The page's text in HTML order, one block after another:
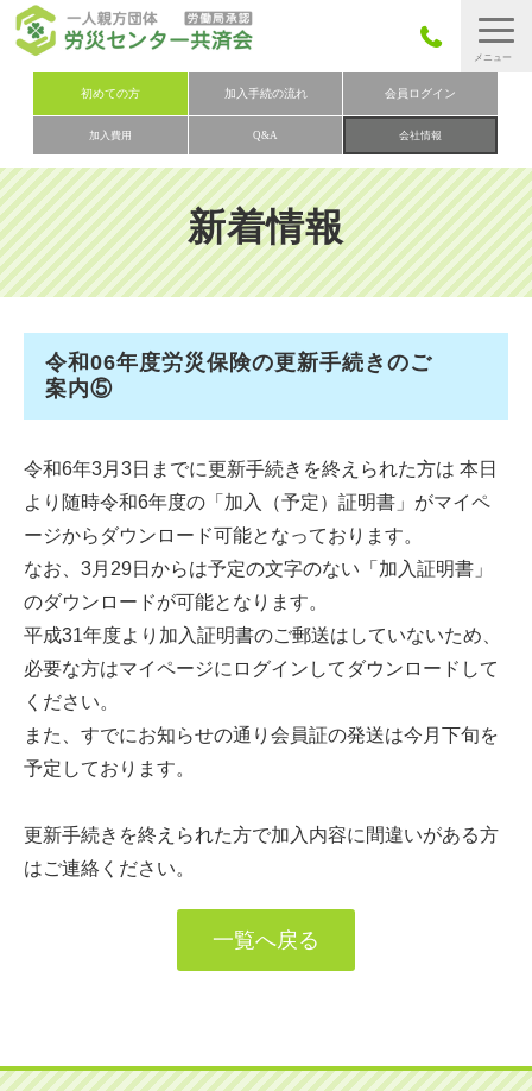
初めての方 加入手続の流れ 会員ログイン
加入費用 Q&A 会社情報
労災保険とは
労災保険の取りまとめ
労災保険加入手続きの流れ
加入費用
加入申込み
お問い合わせ
新着情報
令和06年度労災保険の更新手続きのご
案内⑤
令和6年3月3日までに更新手続きを終えられた方は 本日
より随時令和6年度の「加入（予定）証明書」がマイペ
ージからダウンロード可能となっております。
なお、3月29日からは予定の文字のない「加入証明書」
のダウンロードが可能となります。
平成31年度より加入証明書のご郵送はしていないため、
必要な方はマイページにログインしてダウンロードして
ください。
また、すでにお知らせの通り会員証の発送は今月下旬を
予定しております。
更新手続きを終えられた方で加入内容に間違いがある方
はご連絡ください。
一覧へ戻る